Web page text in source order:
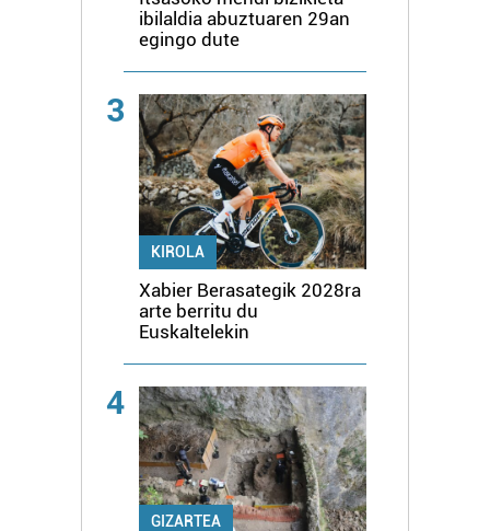
ibilaldia abuztuaren 29an
egingo dute
3
KIROLA
Xabier Berasategik 2028ra
arte berritu du
Euskaltelekin
4
GIZARTEA